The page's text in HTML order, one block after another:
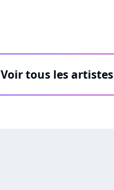
Voir tous les artistes